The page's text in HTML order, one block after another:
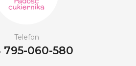
Telefon
795-060-580